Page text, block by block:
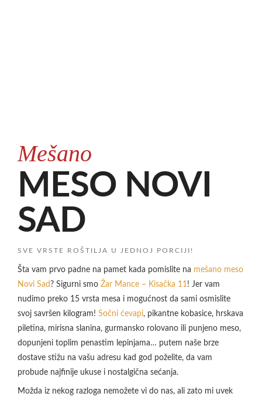
Mešano
MESO NOVI
SAD
SVE VRSTE ROŠTILJA U JEDNOJ PORCIJI!
Šta vam prvo padne na pamet kada pomislite na mešano meso
Novi Sad ? Sigurni smo Žar Mance – Kisačka 11! Jer vam
nudimo preko 15 vrsta mesa i mogućnost da sami osmislite
svoj savršen kilogram! Sočni ćevapi, pikantne kobasice, hrskava
piletina, mirisna slanina, gurmansko rolovano ili punjeno meso,
dopunjeni toplim penastim lepinjama… putem naše brze
dostave stižu na vašu adresu kad god poželite, da vam
probude najfinije ukuse i nostalgična sećanja.
Možda iz nekog razloga nemožete vi do nas, ali zato mi uvek